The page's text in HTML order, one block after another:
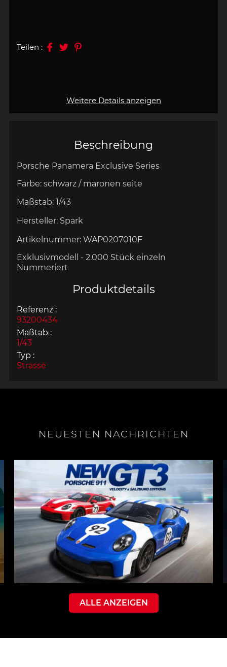
Beschreibung
Porsche Panamera Exclusive Series
Farbe: schwarz / maronen seite
Maßstab: 1/43
Hersteller: Spark
Artikelnummer: WAP0207010F
Exklusivmodell - 2.000 Stück einzeln
Nummeriert
Produktdetails
Referenz :
93200434
Maßtab :
1/43
Typ :
Strasse
Weitere Details anzeigen
Teilen :
NEUESTEN NACHRICHTEN
ALLE ANZEIGEN